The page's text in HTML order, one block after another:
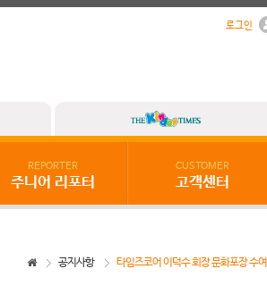
로그인
REPORTER
주니어 리포터
CUSTOMER
고객센터
타임즈코어 이덕수 회장 문화포장 수여
공지사항